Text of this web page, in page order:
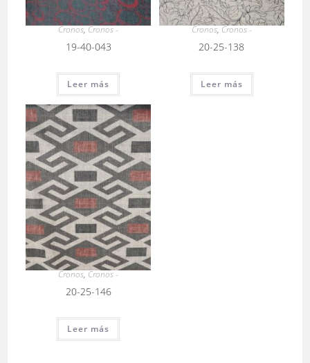
Cronos,Cronos -
19-40-043
Leer más
Cronos,Cronos -
20-25-138
Leer más
Cronos,Cronos -
20-25-146
Leer más